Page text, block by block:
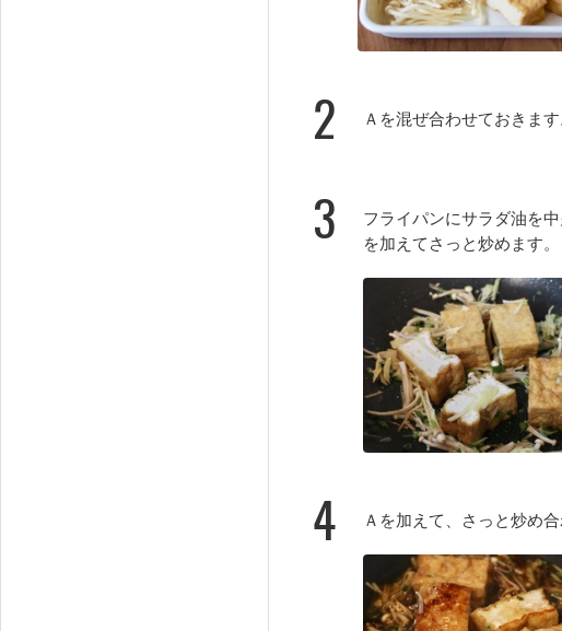
2 Ａを混ぜ合わせておきます
3
フライパンにサラダ油を
を加えてさっと炒めます。
4 Ａを加えて、さっと炒め